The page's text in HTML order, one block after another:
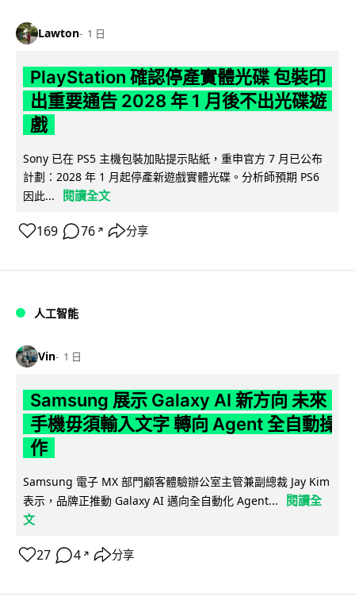
Lawton 1 日
PlayStation 確認停產實體光碟 包裝印
出重要通告 2028 年 1 月後不出光碟遊
戲
Sony 已在 PS5 主機包裝加貼提示貼紙，重申官方 7 月已公布
計劃：2028 年 1 月起停產新遊戲實體光碟。分析師預期 PS6
因此...
閱讀全文
169 76 ↗ 分享
人工智能
Vin 1 日
Samsung 展示 Galaxy AI 新方向 未來
手機毋須輸入文字 轉向 Agent 全自動操
作
Samsung 電子 MX 部門顧客體驗辦公室主管兼副總裁 Jay Kim
表示，品牌正推動 Galaxy AI 邁向全自動化 Agent...
閱讀全
文
27 4 ↗ 分享